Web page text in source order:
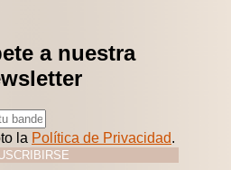
a nuestra
la Política de Privacidad.